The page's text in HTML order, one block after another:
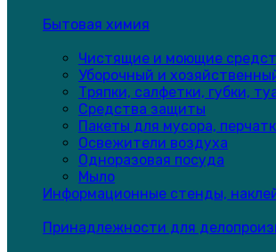
Бытовая химия
Чистящие и моющие
Уборочный и
Тряпки, салфетки, губки,
Средства защиты
Пакеты для мусора,
Освежители воздуха
Одноразовая посуда
Мыло
Информационные стенды,
Принадлежности для